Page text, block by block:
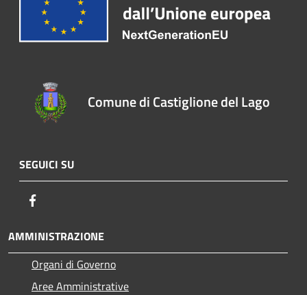
Comune di Castiglione del Lago
SEGUICI SU
AMMINISTRAZIONE
Organi di Governo
Aree Amministrative